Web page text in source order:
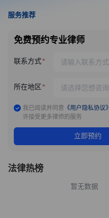
服务推荐
免费预约专业律师
联系方式
所在地区
我已阅读并同意 《用户隐私协议》
许接受更多律师的服务
立即预约
法律热榜
暂无数据